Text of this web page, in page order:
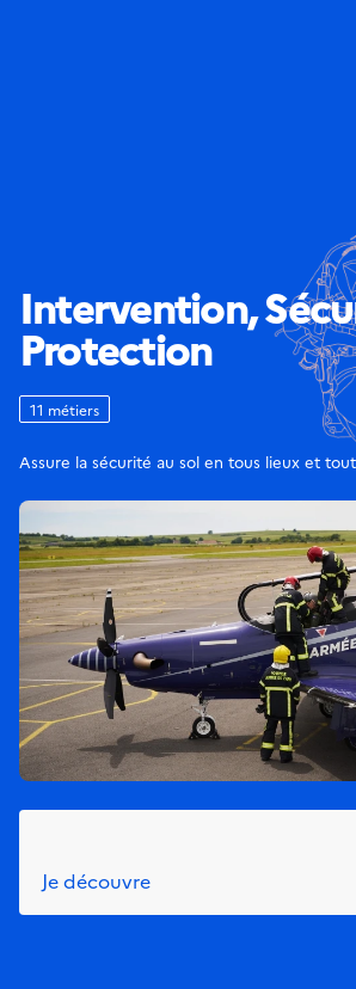
Intervention,
Protection
11 métiers
Assure la sécurité au sol en tous lieux et
Je découvre